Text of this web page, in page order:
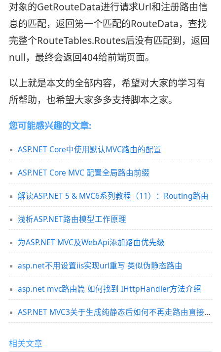
对象的GetRouteData进行请求Url和注册路由信
息的匹配，返回第一个匹配的RouteData，查找
完整个RouteTables.Routes后没有匹配到，返回
null，最终会返回404给前端页面。
以上就是本文的全部内容，希望对大家的学习有
所帮助，也希望大家多多支持脚本之家。
您可能感兴趣的文章:
ASP.NET Core中使用默认MVC路由的配置
ASP.NET Core MVC 配置全局路由前缀
解读ASP.NET 5 & MVC6系列教程（11）：Routing路由
浅析ASP.NET路由模型工作原理
为ASP.NET MVC及WebApi添加路由优先级
asp.net不用设置iis实现url重写 类似伪静态路由
asp.net mvc路由篇 如何找到 IHttpHandler方法介绍
ASP.NET MVC3关于生成纯静态后如何不再走路由直接访问静态页面
相关文章